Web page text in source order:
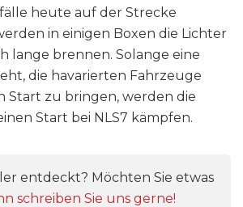
heute auf der Strecke
in einigen Boxen die Lichter
lange brennen. Solange eine
die havarierten Fahrzeuge
Start zu bringen, werden die
Start bei NLS7 kämpfen.
entdeckt? Möchten Sie etwas
schreiben Sie uns gerne!